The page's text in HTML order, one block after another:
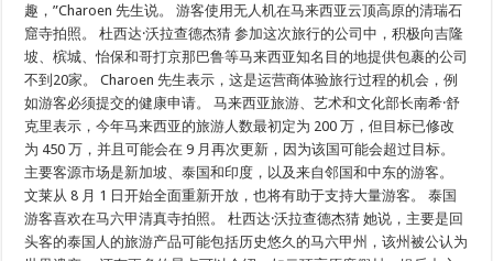
趣，”Charoen 先生说。 游客使用无人机在马来西亚云顶高原的清瑞石
窟寺拍照。 杜西达·沃拉查德杰猜 参加这次旅行的公司中，积极向吉隆
坡、槟城、怡保和哥打京那巴鲁等马来西亚知名目的地提供包裹的公司
不到20家。 Charoen 先生表示，这是运营商体验旅行过程的机会，例
如游客必须提交的健康申请。 马来西亚旅游、艺术和文化部长南希·舒
克里表示，今年马来西亚的旅游人数最初定为 200 万，但目标已修改
为 450 万，并且可能会在 9 月再次更新，因为该国可能会超过目标。
主要客源市场是新加坡、泰国和印度，以及来自邻国和中东的游客。
文莱从 8 月 1 日开始全面重新开放，也将有助于支持大量游客。 泰国
游客喜欢在马六甲清真寺拍照。 杜西达·沃拉查德杰猜 她说，主要是回
头客的泰国人的旅游产品可能包括历史悠久的马六甲州，该州被公认为